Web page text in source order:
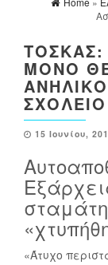
ΤΌΣΚΑΣ:
ΜΌΝΟ
ΣΧΟΛΕΊΟ
15 Ιουνίου,
«Άτυχο